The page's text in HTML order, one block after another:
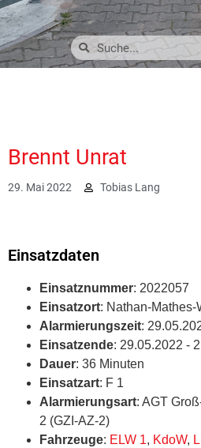
Brennt Unrat
29. Mai 2022 Tobias Lang
Einsatzdaten
Einsatznummer: 2022057
Einsatzort: Nathan-Mathes-
Alarmierungszeit:
Einsatzende: 29.05.2022 -
Dauer: 36 Minuten
Einsatzart: F 1
Alarmierungsart: AGT
2 (GZI-AZ-2)
Fahrzeuge: ELW 1, KdoW,